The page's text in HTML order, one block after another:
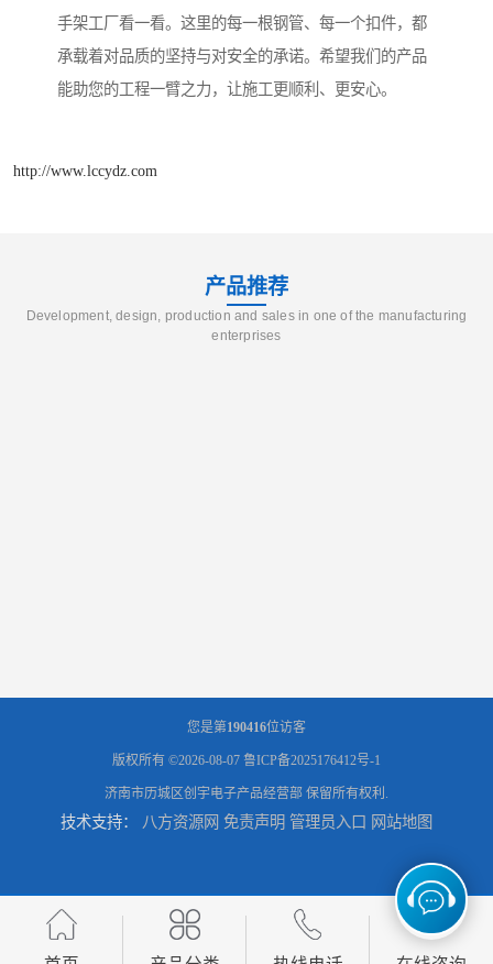
手架工厂看一看。这里的每一根钢管、每一个扣件，都
承载着对品质的坚持与对安全的承诺。希望我们的产品
能助您的工程一臂之力，让施工更顺利、更安心。
http://www.lccydz.com
产品推荐
Development, design, production and sales in one of the manufacturing
enterprises
您是第190416位访客
版权所有 ©2026-08-07 鲁ICP备2025176412号-1
济南市历城区创宇电子产品经营部 保留所有权利.
技术支持： 八方资源网 免责声明 管理员入口 网站地图